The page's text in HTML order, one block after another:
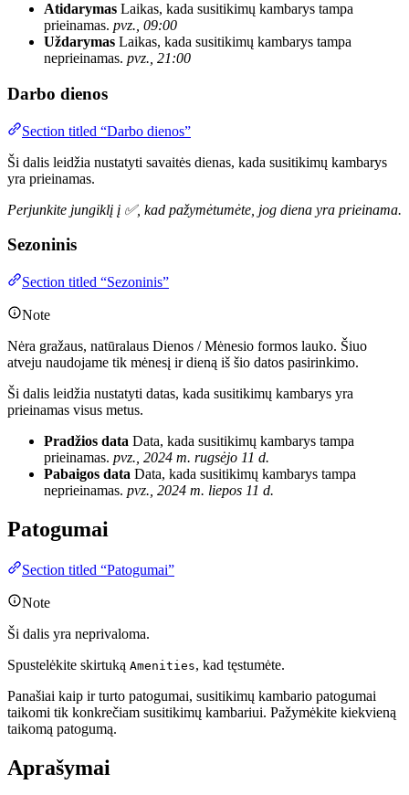
Atidarymas Laikas, kada susitikimų kambarys tampa
prieinamas. pvz., 09:00
Uždarymas Laikas, kada susitikimų kambarys tampa
neprieinamas. pvz., 21:00
Darbo dienos
Section titled “Darbo dienos”
Ši dalis leidžia nustatyti savaitės dienas, kada susitikimų kambarys
yra prieinamas.
Perjunkite jungiklį į ✅, kad pažymėtumėte, jog diena yra prieinama.
Sezoninis
Section titled “Sezoninis”
Note
Nėra gražaus, natūralaus Dienos / Mėnesio formos lauko. Šiuo
atveju naudojame tik mėnesį ir dieną iš šio datos pasirinkimo.
Ši dalis leidžia nustatyti datas, kada susitikimų kambarys yra
prieinamas visus metus.
Pradžios data Data, kada susitikimų kambarys tampa
prieinamas. pvz., 2024 m. rugsėjo 11 d.
Pabaigos data Data, kada susitikimų kambarys tampa
neprieinamas. pvz., 2024 m. liepos 11 d.
Patogumai
Section titled “Patogumai”
Note
Ši dalis yra neprivaloma.
Spustelėkite skirtuką Amenities, kad tęstumėte.
Panašiai kaip ir turto patogumai, susitikimų kambario patogumai
taikomi tik konkrečiam susitikimų kambariui. Pažymėkite kiekvieną
taikomą patogumą.
Aprašymai